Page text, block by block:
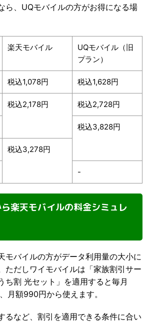
ら、UQモバイルの方がお得になる場
楽天モバイル
UQモバイル（旧
プラン）
税込1,078円 税込1,628円
税込2,178円 税込2,728円
税込3,828円
税込3,278円
-
楽天モバイルの料金シミュレ
モバイルの方がデータ利用量の大小に
ただしワイモバイルは「家族割引サー
ち割 光セット」を適用すると毎月
月額990円から使えます。
るなど、割引を適用できる条件に合い